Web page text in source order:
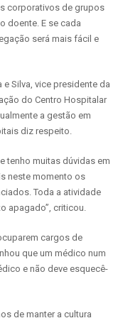
corporativos de grupos
doente. E se cada
será mais fácil e
Silva, vice presidente da
do Centro Hospitalar
a gestão em
diz respeito.
tenho muitas dúvidas em
neste momento os
Toda a atividade
apagado”, criticou.
cargos de
que um médico num
e não deve esquecê-
de manter a cultura